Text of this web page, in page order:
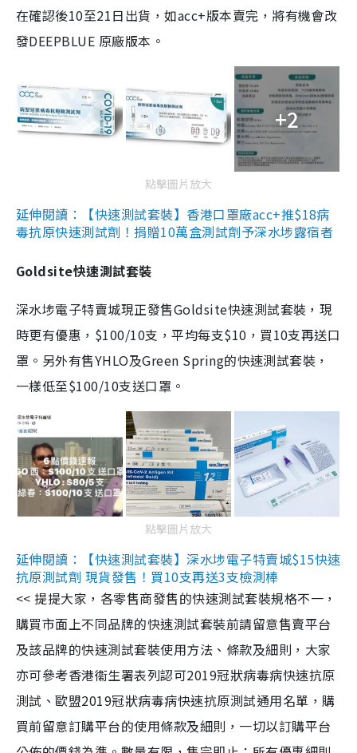
在確認後10至21日出貨，如acc+版本賣完，將有機會改
發DEEPBLUE 原廠版本。
+2
點擊圖片放大
延伸閱讀：【快速測試套裝】香港口罩廠acc+推$18病
毒抗原快速測試劑！捐贈10萬盒測試劑予深水埗露宿者
Goldsite快速測試套裝
深水埗電子特賣城現正發售Goldsite快速測試套裝，現
時更有優惠，$100/10支，平均每支$10，買10支再送口
罩。另外有售YHLO及Green Spring的快速測試套裝，
一樣低至$100/10支送口罩。
點擊圖片放大
延伸閱讀：【快速測試套裝】深水埗電子特賣城$15快速
抗原測試劑 現貨發售！買10支再送3支檢測棒
<< 提提大家，各零售商發售的快速測試套裝規格不一，
購買市面上不同品牌的快速測試套裝前請留意售賣平台
及該品牌的快速測試套裝使用方法、條款及細則，大家
亦可參考香港衞生署表列認可2019冠狀病毒病快速抗原
測試、歐盟2019冠狀病毒病快速抗原測試通用名單，購
買前留意訂購平台的使用條款及細則，一切以訂購平台